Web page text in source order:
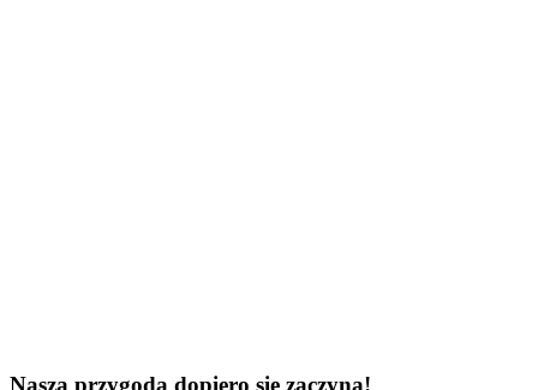
Nasza przygoda dopiero się zaczyna!